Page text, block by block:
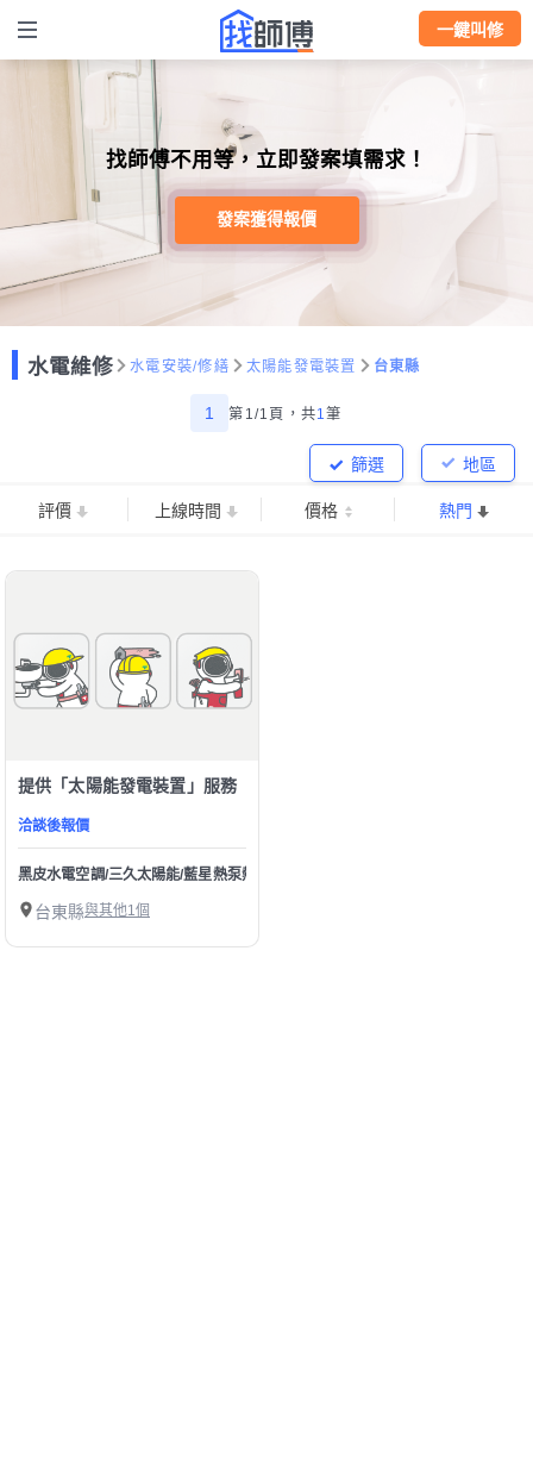
一鍵叫修
找師傅不用等，立即發案填需求！
發案獲得報價
水電維修 水電安裝/修繕 太陽能發電裝置 台東縣
1 第1/1頁， 共1筆
地區
篩選
評價 上線時間 價格 熱門
提供「太陽能發電裝置」服務
洽談後報價
黑皮水電空調/三久太陽能/藍星熱泵熱水器
台東縣與其他1個